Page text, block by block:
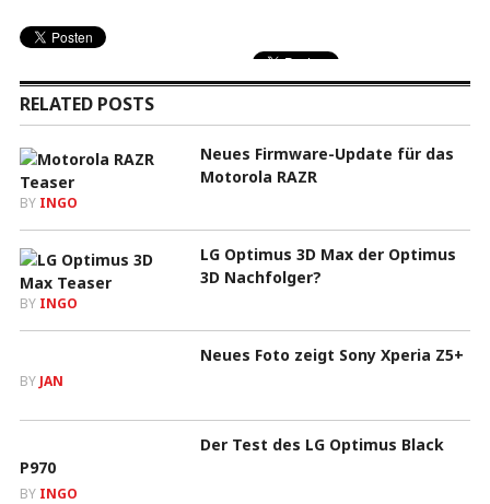
RELATED POSTS
Neues Firmware-Update für das
Motorola RAZR
BY INGO
LG Optimus 3D Max der Optimus
3D Nachfolger?
BY INGO
Neues Foto zeigt Sony Xperia Z5+
BY JAN
Der Test des LG Optimus Black
P970
BY INGO